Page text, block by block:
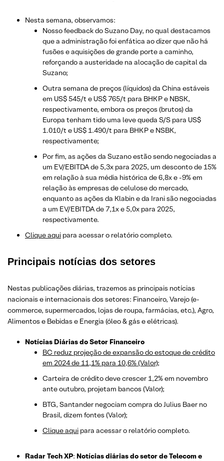
Nesta semana, observamos:
Nosso feedback do Suzano Day, no qual destacamos
que a administração foi enfática ao dizer que não há
fusões e aquisições de grande porte a caminho,
reforçando a austeridade na alocação de capital da
Suzano;
Outra semana de preços (líquidos) da China estáveis
em US$ 545/t e US$ 765/t para BHKP e NBSK,
respectivamente, embora os preços (brutos) da
Europa tenham tido uma leve queda S/S para US$
1.010/t e US$ 1.490/t para BHKP e NSBK,
respectivamente;
Por fim, as ações da Suzano estão sendo negociadas a
um EV/EBITDA de 5,3x para 2025, um desconto de 15%
em relação à sua média histórica de 6,8x e -9% em
relação às empresas de celulose do mercado,
enquanto as ações da Klabin e da Irani são negociadas
a um EV/EBITDA de 7,1x e 5,0x para 2025,
respectivamente.
Clique aqui para acessar o relatório completo.
Principais notícias dos setores
Nestas publicações diárias, trazemos as principais notícias
nacionais e internacionais dos setores: Financeiro, Varejo(e-
commerce, supermercados, lojas de roupa, farmácias, etc.), Agro,
Alimentos e Bebidas e Energia (óleo & gás e elétricas).
Notícias Diárias do Setor Financeiro
BC reduz projeção de expansão do estoque de crédito
em 2024 de 11,1% para 10,6% (Valor);
Carteira de crédito deve crescer 1,2% em novembro
ante outubro, projetam bancos (Valor);
BTG, Santander negociam compra do Julius Baer no
Brasil, dizem fontes (Valor);
Clique aqui para acessar o relatório completo.
Radar Tech XP: Notícias diárias do setor de Telecom e